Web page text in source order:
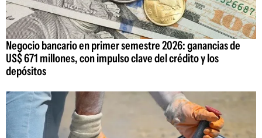
Negocio bancario en primer semestre 2026: ganancias de
US$ 671 millones, con impulso clave del crédito y los
depósitos